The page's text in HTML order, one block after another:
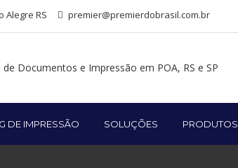
Alegre RS premier@premierdobrasil.com.br
DE IMPRESSÃO SOLUÇÕES PRODUTOS